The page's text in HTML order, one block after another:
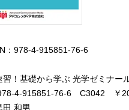
：978-4-915851-76-6
習！基礎から学ぶ 光学ゼミナー
4-915851-76-6 C3042 ￥
和男